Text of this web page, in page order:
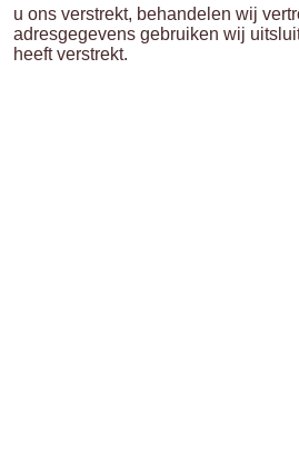
u ons verstrekt, behandelen wij
adresgegevens gebruiken wij
heeft verstrekt.